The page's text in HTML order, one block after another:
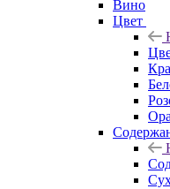
Вино
Цвет